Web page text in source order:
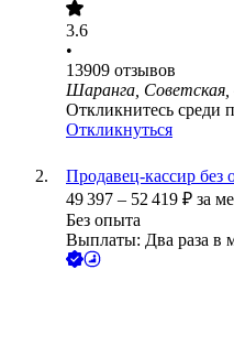
3.6
•
13909 отзывов
Шаранга, Советская,
Откликнитесь среди
Откликнуться
Продавец-кассир без
49 397 – 52 419 ₽ за
Без опыта
Выплаты: Два раза в